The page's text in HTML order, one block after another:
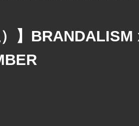
）】